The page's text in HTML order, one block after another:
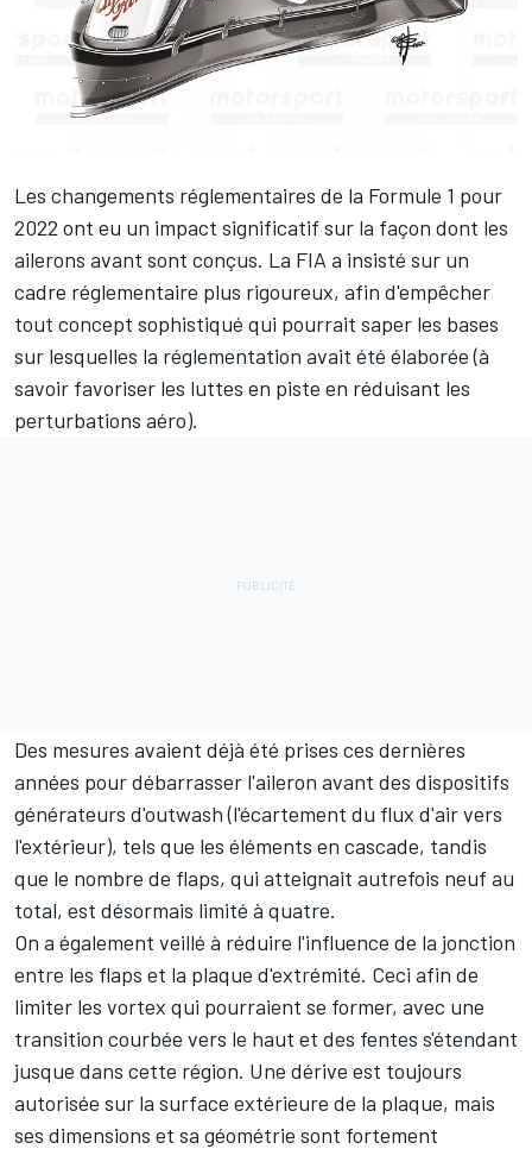
Les changements réglementaires de la Formule 1 pour
2022 ont eu un impact significatif sur la façon dont les
ailerons avant sont conçus. La FIA a insisté sur un
cadre réglementaire plus rigoureux, afin d'empêcher
tout concept sophistiqué qui pourrait saper les bases
sur lesquelles la réglementation avait été élaborée (à
savoir favoriser les luttes en piste en réduisant les
perturbations aéro).
Des mesures avaient déjà été prises ces dernières
années pour débarrasser l'aileron avant des dispositifs
générateurs d'outwash (l'écartement du flux d'air vers
l'extérieur), tels que les éléments en cascade, tandis
que le nombre de flaps, qui atteignait autrefois neuf au
total, est désormais limité à quatre.
On a également veillé à réduire l'influence de la jonction
entre les flaps et la plaque d'extrémité. Ceci afin de
limiter les vortex qui pourraient se former, avec une
transition courbée vers le haut et des fentes s'étendant
jusque dans cette région. Une dérive est toujours
autorisée sur la surface extérieure de la plaque, mais
ses dimensions et sa géométrie sont fortement